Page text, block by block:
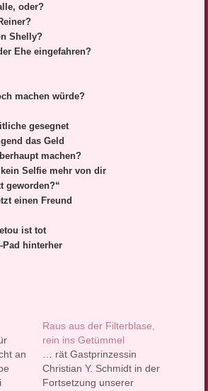
oder?
Shelly?
Ehe eingefahren?
machen würde?
gesegnet
das Geld
machen?
Selfie mehr von dir
geworden?“
einen Freund
ist tot
hinterher
an
Raus aus der Filterblase,
rein ins Getümmel
… rät Gastprinzessin
Christian Y. Schmidt in der
Fortsetzung unserer